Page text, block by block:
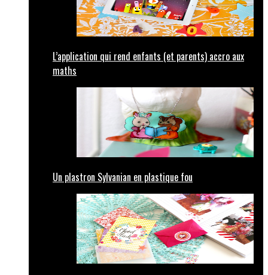
L’application qui rend enfants (et parents) accro aux
maths
Un plastron Sylvanian en plastique fou